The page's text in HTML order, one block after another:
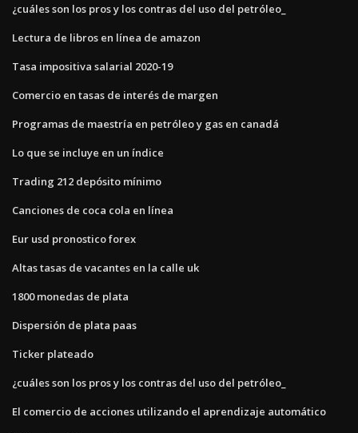
¿cuáles son los pros y los contras del uso del petróleo_
Lectura de libros en línea de amazon
Tasa impositiva salarial 2020-19
Comercio en tasas de interés de margen
Programas de maestría en petróleo y gas en canadá
Lo que se incluye en un índice
Trading 212 depósito mínimo
Canciones de coca cola en línea
Eur usd pronostico forex
Altas tasas de vacantes en la calle uk
1800 monedas de plata
Dispersión de plata paas
Ticker plateado
¿cuáles son los pros y los contras del uso del petróleo_
El comercio de acciones utilizando el aprendizaje automático